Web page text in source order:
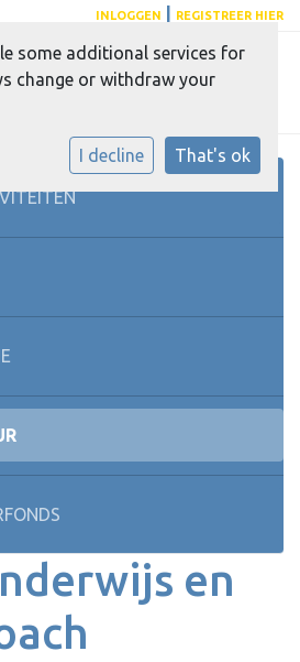
INLOGGEN REGISTREER HIER
en
some additional services for
change or withdraw your
I decline That's ok